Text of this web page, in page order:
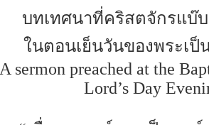
บทเทศนาที่คริสตจักรแบ๊
ในตอนเย็นวันของพระเป็
A sermon preached at the
Lord’s Day